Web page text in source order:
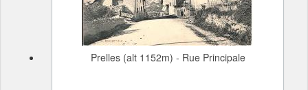
Prelles (alt 1152m) - Rue Principale